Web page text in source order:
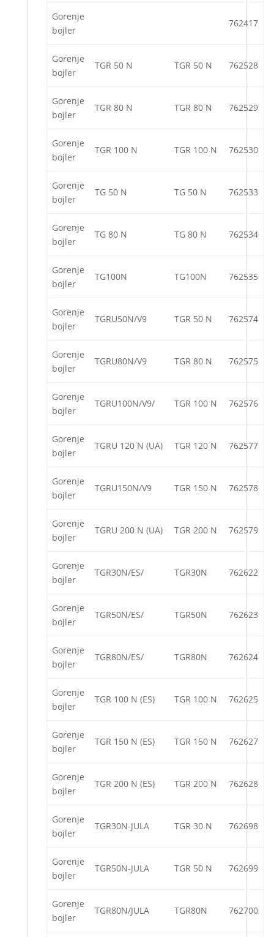
Gorenje
bojler
762417
Gorenje
bojler
TGR 50 N TGR 50 N 762528
Gorenje
bojler
TGR 80 N TGR 80 N 762529
Gorenje
bojler
TGR 100 N TGR 100 N 762530
Gorenje
bojler
TG 50 N TG 50 N 762533
Gorenje
bojler
TG 80 N TG 80 N 762534
Gorenje
bojler
TG100N TG100N 762535
Gorenje
bojler
TGRU50N/V9 TGR 50 N 762574
Gorenje
bojler
TGRU80N/V9 TGR 80 N 762575
Gorenje
bojler
TGRU100N/V9/ TGR 100 N 762576
Gorenje
bojler
TGRU 120 N (UA) TGR 120 N 762577
Gorenje
bojler
TGRU150N/V9 TGR 150 N 762578
Gorenje
bojler
TGRU 200 N (UA) TGR 200 N 762579
Gorenje
bojler
TGR30N/ES/ TGR30N 762622
Gorenje
bojler
TGR50N/ES/ TGR50N 762623
Gorenje
bojler
TGR80N/ES/ TGR80N 762624
Gorenje
bojler
TGR 100 N (ES) TGR 100 N 762625
Gorenje
bojler
TGR 150 N (ES) TGR 150 N 762627
Gorenje
bojler
TGR 200 N (ES) TGR 200 N 762628
Gorenje
bojler
TGR30N-JULA TGR 30 N 762698
Gorenje
bojler
TGR50N-JULA TGR 50 N 762699
Gorenje
bojler
TGR80N/JULA TGR80N 762700